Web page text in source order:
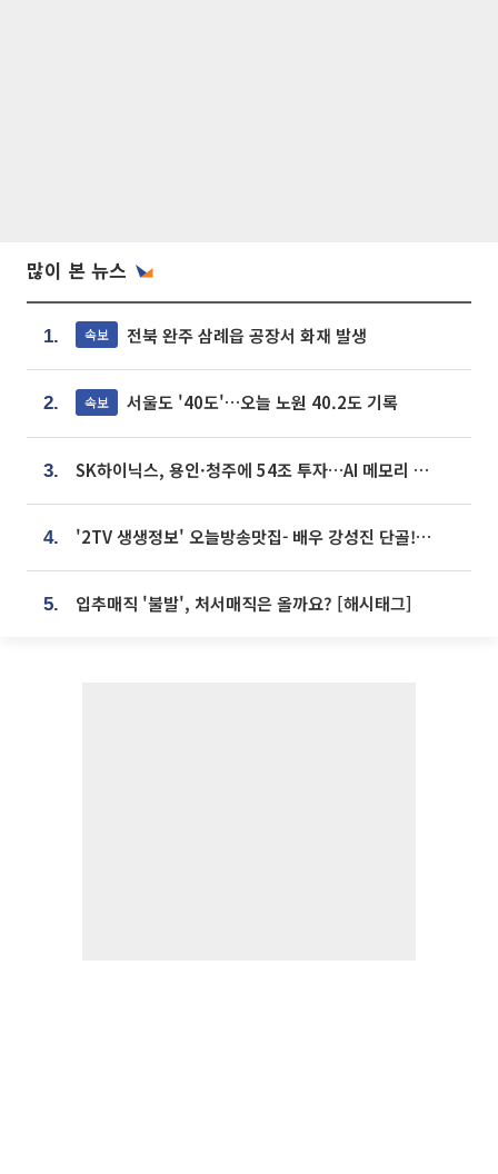
많이 본 뉴스
1. 속보 전북 완주 삼례읍 공장서 화재 발생
2. 속보 서울도 '40도'…오늘 노원 40.2도 기록
3. SK하이닉스, 용인·청주에 54조 투자…AI 메모리 생산기지 키운다
4. '2TV 생생정보' 오늘방송맛집- 배우 강성진 단골! 쌀국수ㆍ푸팟퐁 커리 맛집 '블○○○'
5. 입추매직 '불발', 처서매직은 올까요? [해시태그]